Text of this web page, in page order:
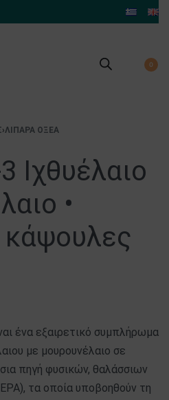
0
›ΛΙΠΑΡΆ ΟΞΈΑ
Ιχθυέλαιο
•
κάψουλες
ένα εξαιρετικό συμπλήρωμα
με μουρουνέλαιο σε
πηγή φυσικών, θαλάσσιων
τα οποία υποβοηθούν τη